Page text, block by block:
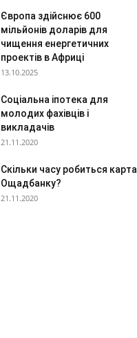
Європа здійснює 600
мільйонів доларів для
чищення енергетичних
проектів в Африці
13.10.2025
Соціальна іпотека для
молодих фахівців і
викладачів
21.11.2020
Скільки часу робиться карта
Ощадбанку?
21.11.2020